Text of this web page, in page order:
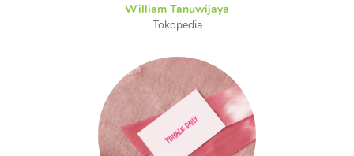
William Tanuwijaya
Tokopedia